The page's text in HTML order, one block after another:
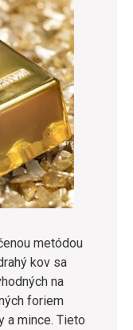
metódou
kov sa
na
foriem
a mince. Tieto